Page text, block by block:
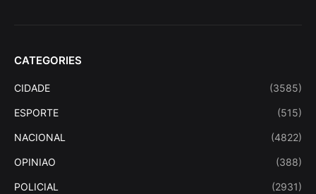
CATEGORIES
CIDADE (3585)
ESPORTE (515)
NACIONAL (4822)
OPINIAO (388)
POLICIAL (2931)